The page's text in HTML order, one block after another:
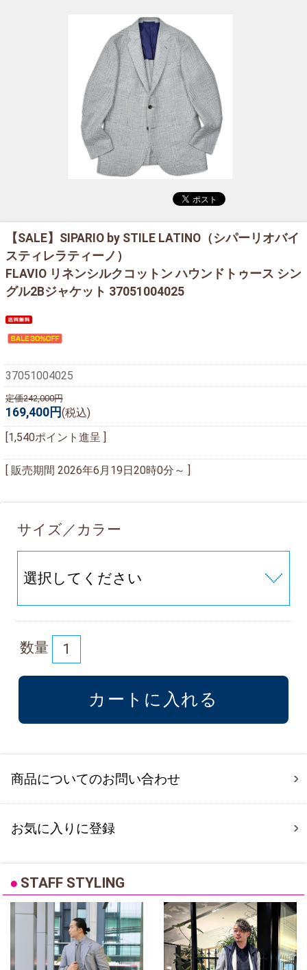
【SALE】 SIPARIO by STILE LATINO（シパーリオバイ
スティレラティーノ）
FLAVIO リネンシルクコットン ハウンドトゥース シン
グル2Bジャケット 37051004025
37051004025
定価242,000円
169,400円(税込)
[1,540ポイント進呈 ]
[ 販売期間 2026年6月19日20時0分 ～ ]
サイズ／カラー
数量
商品についてのお問い合わせ
お気に入りに登録
● STAFF STYLING